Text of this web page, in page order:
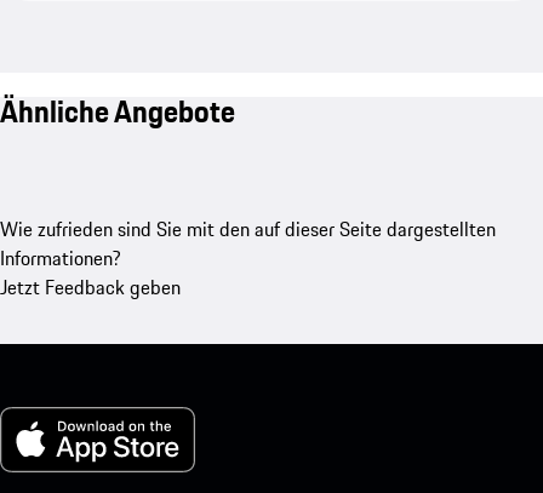
Ähnliche Angebote
Wie zufrieden sind Sie mit den auf dieser Seite dargestellten
Informationen?
Jetzt Feedback geben